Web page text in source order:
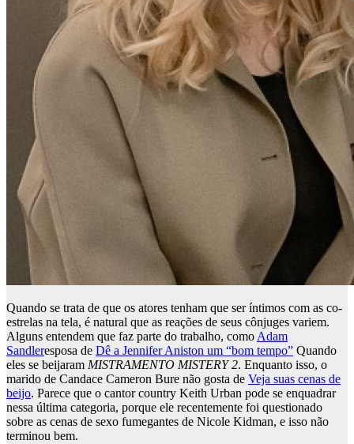
Quando se trata de que os atores tenham que ser íntimos com as co-
estrelas na tela, é natural que as reações de seus cônjuges variem.
Alguns entendem que faz parte do trabalho, comoAdam
Sandleresposa de Dê a Jennifer Aniston um “bom tempo” Quando
eles se beijaram MISTRAMENTO MISTERY 2. Enquanto isso, o
marido de Candace Cameron Bure não gosta de Veja suas cenas de
beijo. Parece que o cantor country Keith Urban pode se enquadrar
nessa última categoria, porque ele recentemente foi questionado
sobre as cenas de sexo fumegantes de Nicole Kidman, e isso não
terminou bem.